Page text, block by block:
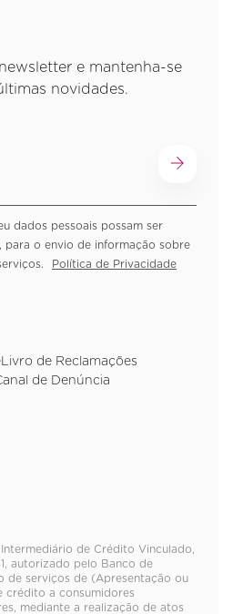
e mantenha-se
novidades.
dados pessoais possam ser
para o envio de informação sobre
Política de Privacidade
Livro de Reclamações
de Denúncia
de Crédito Vinculado,
autorizado pelo Banco de
de serviços de (Apresentação ou
a consumidores
mediante a realização de atos